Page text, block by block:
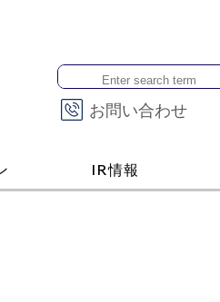
お問い合わせ
IR情報